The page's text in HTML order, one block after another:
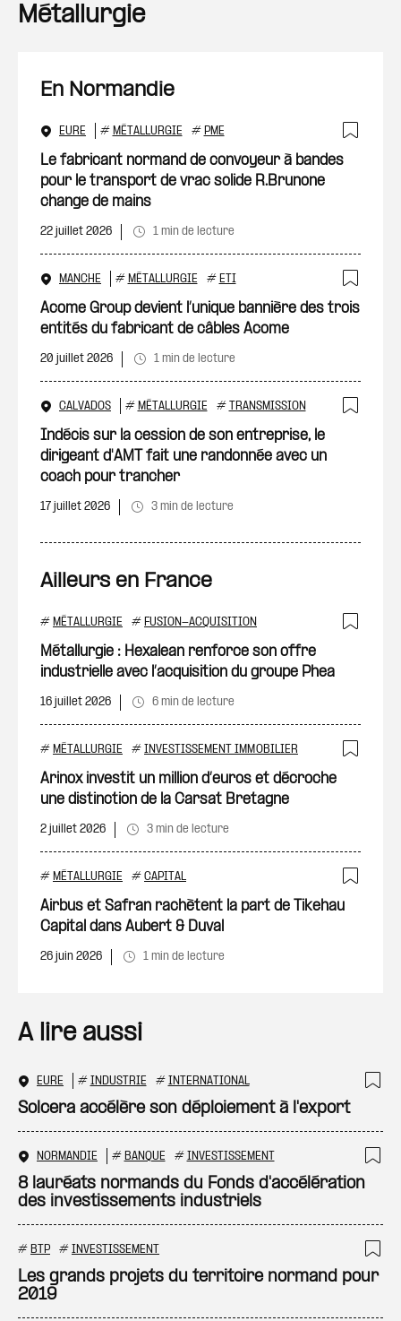
Métallurgie
En Normandie
EURE # MÉTALLURGIE # PME
Le fabricant normand de convoyeur à bandes
pour le transport de vrac solide R.Brunone
change de mains
22 juillet 2026 1 min de lecture
MANCHE # MÉTALLURGIE # ETI
Acome Group devient l’unique bannière des trois
entités du fabricant de câbles Acome
20 juillet 2026 1 min de lecture
CALVADOS # MÉTALLURGIE # TRANSMISSION
Indécis sur la cession de son entreprise, le
dirigeant d'AMT fait une randonnée avec un
coach pour trancher
17 juillet 2026 3 min de lecture
Ailleurs en France
# MÉTALLURGIE # FUSION-ACQUISITION
Métallurgie : Hexalean renforce son offre
industrielle avec l’acquisition du groupe Phea
16 juillet 2026 6 min de lecture
# MÉTALLURGIE # INVESTISSEMENT IMMOBILIER
Arinox investit un million d’euros et décroche
une distinction de la Carsat Bretagne
2 juillet 2026 3 min de lecture
# MÉTALLURGIE # CAPITAL
Airbus et Safran rachètent la part de Tikehau
Capital dans Aubert & Duval
26 juin 2026 1 min de lecture
A lire aussi
EURE # INDUSTRIE # INTERNATIONAL
Solcera accélère son déploiement à l'export
NORMANDIE # BANQUE # INVESTISSEMENT
8 lauréats normands du Fonds d'accélération
des investissements industriels
# BTP # INVESTISSEMENT
Les grands projets du territoire normand pour
2019